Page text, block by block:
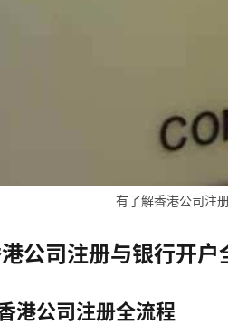
有了解香港公司注
公司注册与银行开户
港公司注册全流程